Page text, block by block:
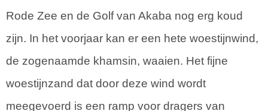
Rode Zee en de Golf van Akaba nog erg koud
zijn. In het voorjaar kan er een hete woestijnwind,
de zogenaamde khamsin, waaien. Het fijne
woestijnzand dat door deze wind wordt
meegevoerd is een ramp voor dragers van